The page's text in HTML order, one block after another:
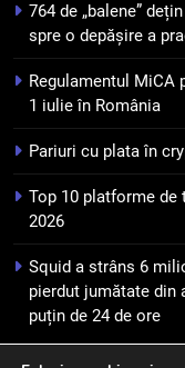
6
7
8
764 de „balene”
spre o depășire a
Regulamentul MiCA
1 iulie în România
Pariuri cu plata în
Top 10 platforme
2026
Squid a strâns 6
pierdut jumătate din
puțin de 24 de ore